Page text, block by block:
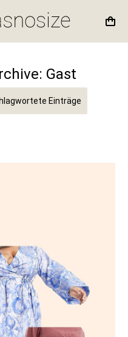
Gast
Einträge